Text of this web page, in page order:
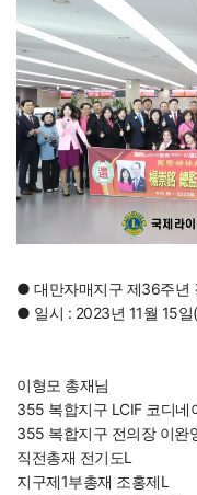
● 대만자매지구 제36주년
● 일시 : 2023년 11월 15일
이형모 총재님
355 복합지구 LCIF 코디네
355 복합지구 전의장 이완
직전총재 전기도L
지구제1부총재 조홍제L